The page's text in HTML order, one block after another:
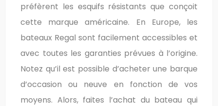
préfèrent les esquifs résistants que conçoit
cette marque américaine. En Europe, les
bateaux Regal sont facilement accessibles et
avec toutes les garanties prévues à l’origine.
Notez qu’il est possible d’acheter une barque
d’occasion ou neuve en fonction de vos
moyens. Alors, faites l’achat du bateau qui